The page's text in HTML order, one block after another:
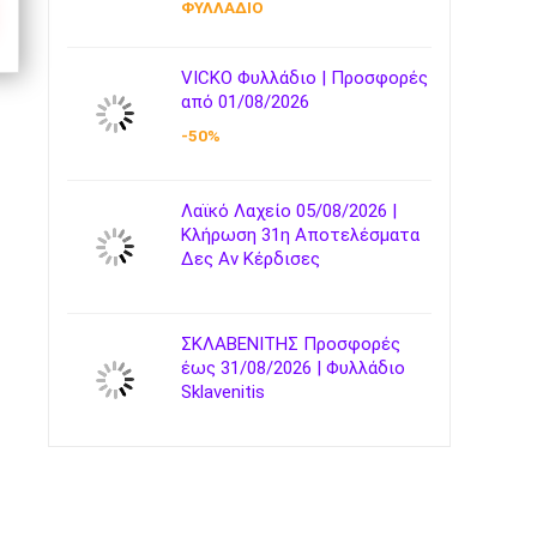
ΦΥΛΛΑΔΙΟ
VICKO Φυλλάδιο | Προσφορές
από 01/08/2026
-50%
Λαϊκό Λαχείο 05/08/2026 |
Κλήρωση 31η Αποτελέσματα
Δες Αν Κέρδισες
ΣΚΛΑΒΕΝΙΤΗΣ Προσφορές
έως 31/08/2026 | Φυλλάδιο
Sklavenitis